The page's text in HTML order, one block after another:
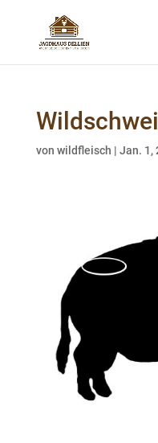
von wildfleisch | Jan. 1,